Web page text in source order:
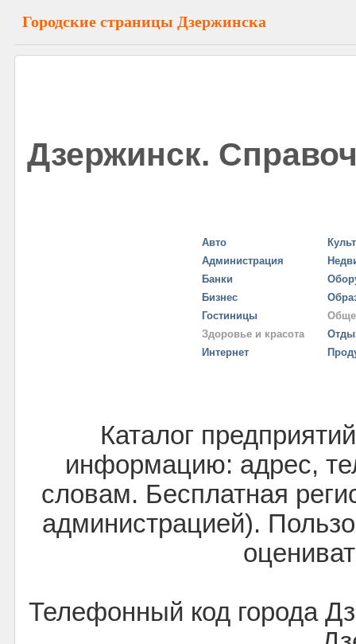
Городские страницы Дзержинска
Дзержинск.
Авто
Администрация
Банки
Бизнес
Гостиницы
Здоровье и красота
Интернет
Каталог
информацию: адрес,
словам. Бесплатная
администрацией).
Телефонный код города